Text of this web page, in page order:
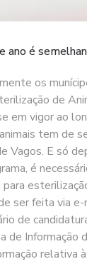
ano é
os
de
em vigor ao
tem de
Vagos. E só
é
ser feita via
de
Informação
relativa